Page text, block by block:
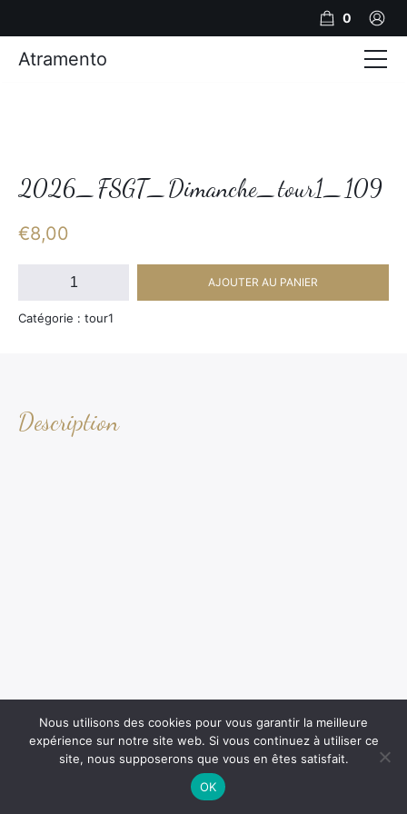
2026_FSGT_Dimanche_tour1_109
€8,00
quantité
2026_FSGT_Dimanche_tour1_109
AJOUTER AU PANIER
Catégorie : tour1
Description
0
Atramento
Photos
Nous utilisons des cookies pour vous garantir la meilleure
expérience sur notre site web. Si vous continuez à utiliser ce
site, nous supposerons que vous en êtes satisfait.
OK